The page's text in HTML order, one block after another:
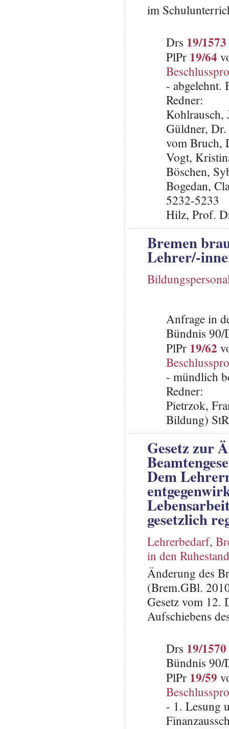
im
Drs 19/1573
PlPr 19/64
- abgelehnt.
Redner:
Kohlrausch,
Güldner,
vom Bruch,
Vogt,
Böschen,
Bogedan,
5232-5233
Hilz, Prof.
Bremen
Lehrer/-
Anfrage in
Bündnis 90/
PlPr 19/62
- mündlich
Redner:
Pietrzok,
Bildung)
Gesetz zur
Dem
gesetzlich
Lehrerbedarf,
in den Ruhestand
Änderung des
(Brem.GBl.
Gesetz vom 12.
Aufschiebens
Drs 19/1570
Bündnis 90/
PlPr 19/59
- 1. Lesung